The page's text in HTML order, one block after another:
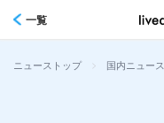
一覧
ニューストップ > 国内ニュース